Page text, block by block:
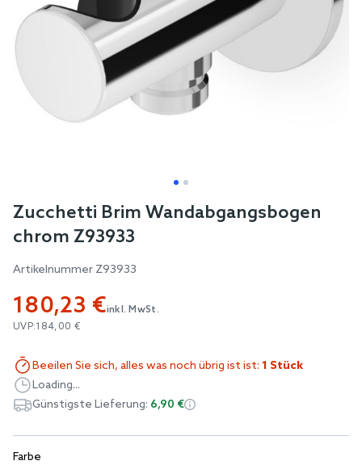
Skip
to
beginning
the
images
Zucchetti Brim Wandabgangsbogen
chrom Z93933
Artikelnummer Z93933
180,23 €inkl. MwSt.
UVP:184,00 €
Farbe
Beeilen Sie sich, alles was noch übrig ist ist: 1 Stück
Loading...
Günstigste Lieferung: 6,90 €